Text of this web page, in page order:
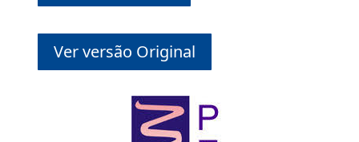
Ver versão Original